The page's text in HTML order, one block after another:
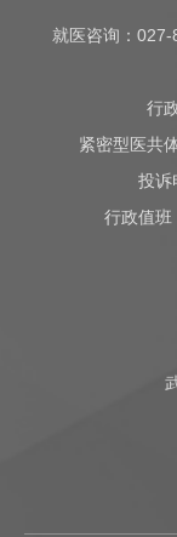
就医咨询： 027-
行
紧密型医共
投诉
行政值班